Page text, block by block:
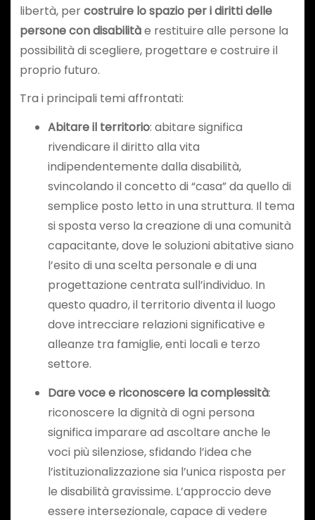
libertà, percostruire lo spazio per i diritti delle
persone con disabilitàe restituire alle persone la
possibilità di scegliere, progettare e costruire il
proprio futuro.
Tra i principali temi affrontati:
Abitare il territorio: abitare significa
rivendicare il diritto alla vita
indipendentemente dalla disabilità,
svincolando il concetto di “casa” da quello di
semplice posto letto in una struttura. Il tema
si sposta verso la creazione di una comunità
capacitante, dove le soluzioni abitative siano
l’esito di una scelta personale e di una
progettazione centrata sull’individuo. In
questo quadro, il territorio diventa il luogo
dove intrecciare relazioni significative e
alleanze tra famiglie, enti locali e terzo
settore.
Dare voce e riconoscere la complessità:
riconoscere la dignità di ogni persona
significa imparare ad ascoltare anche le
voci più silenziose, sfidando l’idea che
l’istituzionalizzazione sia l’unica risposta per
le disabilità gravissime. L’approccio deve
essere intersezionale, capace di vedere